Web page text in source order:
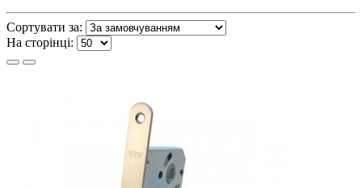
Сортувати за:
На сторінці: